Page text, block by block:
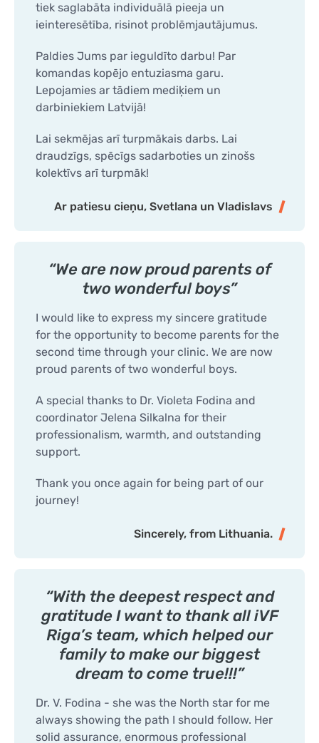
tiek saglabāta individuālā pieeja un
ieinteresētība, risinot problēmjautājumus.
Paldies Jums par ieguldīto darbu! Par
komandas kopējo entuziasma garu.
Lepojamies ar tādiem mediķiem un
darbiniekiem Latvijā!
Lai sekmējas arī turpmākais darbs. Lai
draudzīgs, spēcīgs sadarboties un zinošs
kolektīvs arī turpmāk!
Ar patiesu cieņu, Svetlana un Vladislavs
“We are now proud parents of
two wonderful boys”
I would like to express my sincere gratitude
for the opportunity to become parents for the
second time through your clinic. We are now
proud parents of two wonderful boys.
A special thanks to Dr. Violeta Fodina and
coordinator Jelena Silkalna for their
professionalism, warmth, and outstanding
support.
Thank you once again for being part of our
journey!
Sincerely, from Lithuania.
“With the deepest respect and
gratitude I want to thank all iVF
Riga’s team, which helped our
family to make our biggest
dream to come true!!!”
Dr. V. Fodina - she was the North star for me
always showing the path I should follow. Her
solid assurance, enormous professional